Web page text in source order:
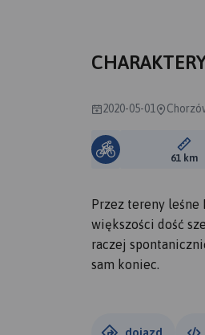
2020-05-01
61 km
Przez tereny leśne
większości dość
raczej
sam koniec.